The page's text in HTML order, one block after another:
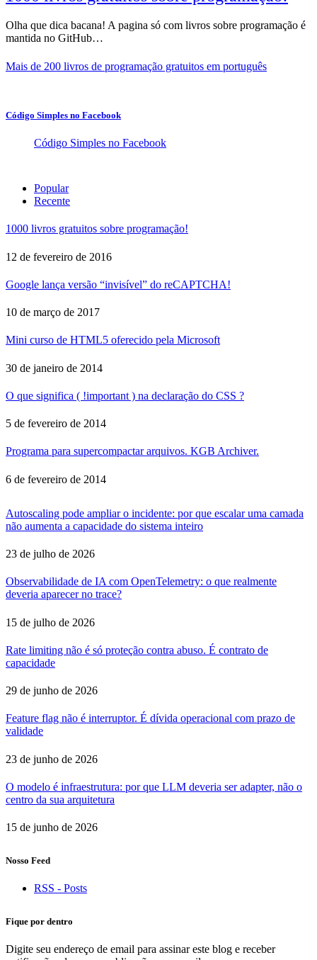
Olha que dica bacana! A pagina só com livros sobre programação é
mantida no GitHub…
Mais de 200 livros de programação gratuitos em português
Código Simples no Facebook
Código Simples no Facebook
Popular
Recente
1000 livros gratuitos sobre programação!
12 de fevereiro de 2016
Google lança versão “invisível” do reCAPTCHA!
10 de março de 2017
Mini curso de HTML5 oferecido pela Microsoft
30 de janeiro de 2014
O que significa ( !important ) na declaração do CSS ?
5 de fevereiro de 2014
Programa para supercompactar arquivos. KGB Archiver.
6 de fevereiro de 2014
Autoscaling pode ampliar o incidente: por que escalar uma camada
não aumenta a capacidade do sistema inteiro
23 de julho de 2026
Observabilidade de IA com OpenTelemetry: o que realmente
deveria aparecer no trace?
15 de julho de 2026
Rate limiting não é só proteção contra abuso. É contrato de
capacidade
29 de junho de 2026
Feature flag não é interruptor. É dívida operacional com prazo de
validade
23 de junho de 2026
O modelo é infraestrutura: por que LLM deveria ser adapter, não o
centro da sua arquitetura
15 de junho de 2026
Nosso Feed
RSS - Posts
Fique por dentro
Digite seu endereço de email para assinar este blog e receber